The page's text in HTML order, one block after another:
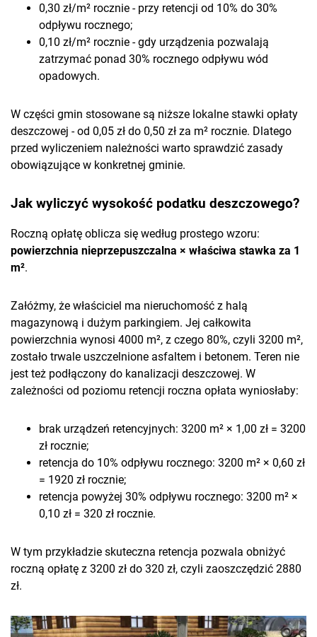
0,30 zł/m² rocznie - przy retencji od 10% do 30%
odpływu rocznego;
0,10 zł/m² rocznie - gdy urządzenia pozwalają
zatrzymać ponad 30% rocznego odpływu wód
opadowych.
W części gmin stosowane są niższe lokalne stawki opłaty
deszczowej - od 0,05 zł do 0,50 zł za m² rocznie. Dlatego
przed wyliczeniem należności warto sprawdzić zasady
obowiązujące w konkretnej gminie.
Jak wyliczyć wysokość podatku deszczowego?
Roczną opłatę oblicza się według prostego wzoru:
powierzchnia nieprzepuszczalna × właściwa stawka za 1
m².
Załóżmy, że właściciel ma nieruchomość z halą
magazynową i dużym parkingiem. Jej całkowita
powierzchnia wynosi 4000 m², z czego 80%, czyli 3200 m²,
zostało trwale uszczelnione asfaltem i betonem. Teren nie
jest też podłączony do kanalizacji deszczowej. W
zależności od poziomu retencji roczna opłata wyniosłaby:
brak urządzeń retencyjnych: 3200 m² × 1,00 zł = 3200
zł rocznie;
retencja do 10% odpływu rocznego: 3200 m² × 0,60 zł
= 1920 zł rocznie;
retencja powyżej 30% odpływu rocznego: 3200 m² ×
0,10 zł = 320 zł rocznie.
W tym przykładzie skuteczna retencja pozwala obniżyć
roczną opłatę z 3200 zł do 320 zł, czyli zaoszczędzić 2880
zł.